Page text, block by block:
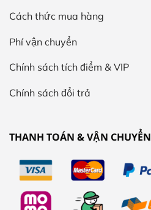
Cách thức mua hàng
Phí vận chuyển
Chính sách tích điểm & VIP
Chính sách đổi trả
THANH TOÁN & VẬN CHUYỂN